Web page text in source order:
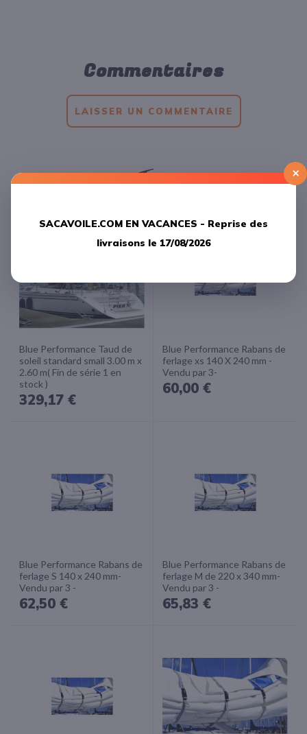
Commentaires
LAISSER UN COMMENTAIRE
Produits apparentés
Blue Performance Taud de
soleil standard small 3.00 m x
2.60 m( Fin de série 1 en
stock )
329,17 €
Blue Performance Rabans de
ferlage xs 140 X 240 mm -
Vendu par 3-
60,00 €
Blue Performance Rabans de
ferlage S 140 x 240 mm-
Vendu par 3 -
62,50 €
Blue Performance Rabans de
ferlage M de 220 x 340 mm-
Vendu par 3 -
65,83 €
×
SACAVOILE.COM EN VACANCES - Reprise des
livraisons le 17/08/2026